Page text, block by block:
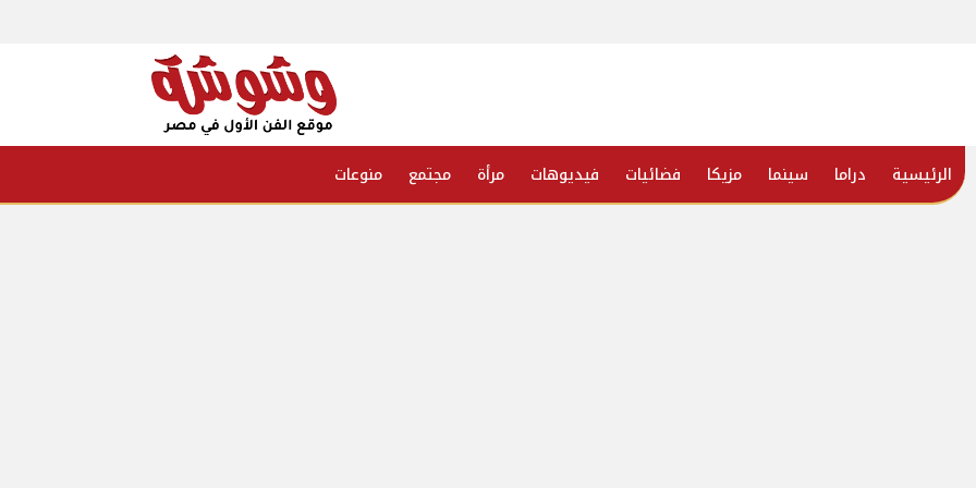
الرئيسية دراما سينما مزيكا فضائيات فيديوهات مرأة مجتمع منوعات